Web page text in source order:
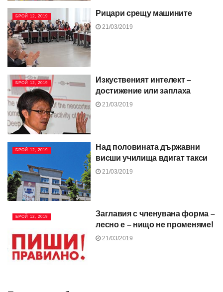
БРОЙ 12, 2019 Рицари срещу машините
21/03/2019
БРОЙ 12, 2019
Изкуственият интелект –
достижение или заплаха
21/03/2019
БРОЙ 12, 2019
Над половината държавни
висши училища вдигат такси
21/03/2019
БРОЙ 12, 2019
Заглавия с членувана форма –
лесно е – нищо не променяме!
21/03/2019